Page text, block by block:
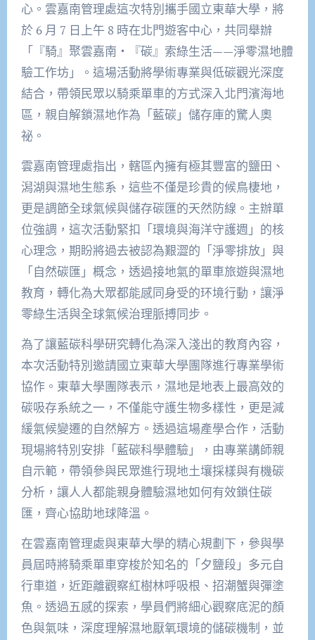
心。雲嘉南管理處這次特別攜手國立東華大學，將
於 6 月 7 日上午 8 時在北門遊客中心，共同舉辦
「『騎』聚雲嘉南・『碳』索綠生活——淨零濕地體
驗工作坊」。這場活動將學術專業與低碳觀光深度
結合，帶領民眾以騎乘單車的方式深入北門濱海地
區，親自解鎖濕地作為「藍碳」儲存庫的驚人奧
祕。
雲嘉南管理處指出，轄區內擁有極其豐富的鹽田、
潟湖與濕地生態系，這些不僅是珍貴的候鳥棲地，
更是調節全球氣候與儲存碳匯的天然防線。主辦單
位強調，這次活動緊扣「環境與海洋守護週」的核
心理念，期盼將過去被認為艱澀的「淨零排放」與
「自然碳匯」概念，透過接地氣的單車旅遊與濕地
教育，轉化為大眾都能感同身受的环境行動，讓淨
零綠生活與全球氣候治理脈搏同步。
為了讓藍碳科學研究轉化為深入淺出的教育內容，
本次活動特別邀請國立東華大學團隊進行專業學術
協作。東華大學團隊表示，濕地是地表上最高效的
碳吸存系統之一，不僅能守護生物多樣性，更是減
緩氣候變遷的自然解方。透過這場產學合作，活動
現場將特別安排「藍碳科學體驗」，由專業講師親
自示範，帶領參與民眾進行現地土壤採樣與有機碳
分析，讓人人都能親身體驗濕地如何有效鎖住碳
匯，齊心協助地球降溫。
在雲嘉南管理處與東華大學的精心規劃下，參與學
員屆時將騎乘單車穿梭於知名的「夕鹽段」多元自
行車道，近距離觀察紅樹林呼吸根、招潮蟹與彈塗
魚。透過五感的探索，學員們將細心觀察底泥的顏
色與氣味，深度理解濕地厭氧環境的儲碳機制，並